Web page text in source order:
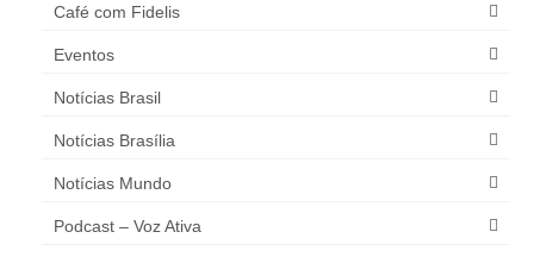
Café com Fidelis
Eventos
Notícias Brasil
Notícias Brasília
Notícias Mundo
Podcast – Voz Ativa